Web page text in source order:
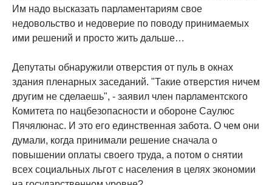
Им надо высказать парламентариям свое
недовольство и недоверие по поводу принимаемых
ими решений и просто жить дальше…
Депутаты обнаружили отверстия от пуль в окнах
здания пленарных заседаний. "Такие отверстия ничем
другим не сделаешь", - заявил член парламентского
Комитета по нацбезопасности и обороне Саулюс
Пячялюнас. И это его единственная забота. О чем они
думали, когда принимали решение сначала о
повышении оплаты своего труда, а потом о снятии
всех социальных льгот с населения в целях экономии